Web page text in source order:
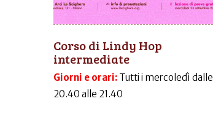
Corso di Lindy Hop
intermediate
Giorni e orari: Tutti i mercoledì dalle
20.40 alle 21.40